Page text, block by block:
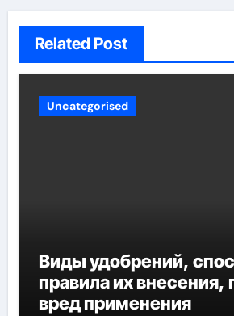
Related Post
Uncategorised
Виды удобрений,
правила их внесения,
вред применения